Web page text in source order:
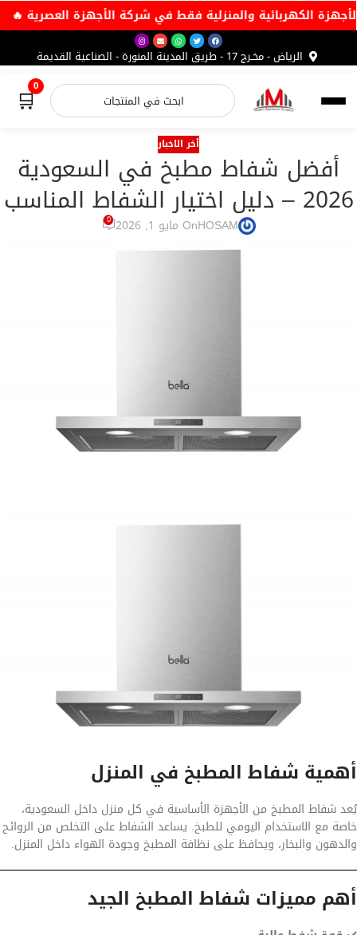
الأجهزة الكهربائية والمنزلية فقط في شركة الأجهزة العصرية
الرياض - مخـرج 17 - طريق المدينة المنورة - الصناعية القديمة
🛒0
أخر الاخبار
أفضل شفاط مطبخ في السعودية
2026 – دليل اختيار الشفاط المناسب
HOSAMOn مايو 1, 2026 0
أهمية شفاط المطبخ في المنزل
يُعد شفاط المطبخ من الأجهزة الأساسية في كل منزل داخل السعودية،
خاصة مع الاستخدام اليومي للطبخ. يساعد الشفاط على التخلص من الروائح
والدهون والبخار، ويحافظ على نظافة المطبخ وجودة الهواء داخل المنزل.
أهم مميزات شفاط المطبخ الجيد